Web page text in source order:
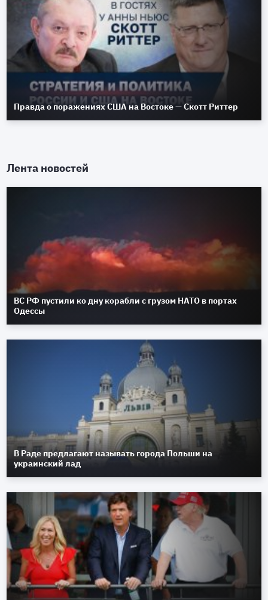
Правда о поражениях США на Востоке — Скотт Риттер
Лента новостей
ВС РФ пустили ко дну корабли с грузом НАТО в портах
Одессы
В Раде предлагают называть города Польши на
украинский лад